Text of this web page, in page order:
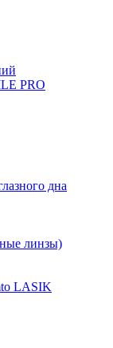
PRO
дна
линзы)
LASIK